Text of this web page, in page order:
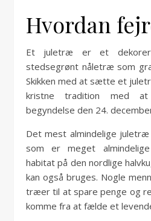
Hvordan
Et juletræ er et
stedsegrønt nåletræ som
Skikken med at sætte et
kristne tradition med at
begyndelse den 24.
Det mest almindelige
som er meget
habitat på den nordlige
kan også bruges. Nogle
træer til at spare penge og
komme fra at fælde et